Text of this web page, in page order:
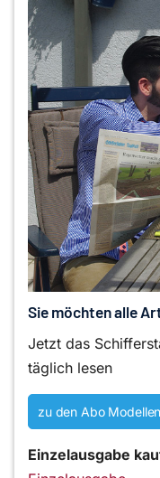
Sie möchten alle
Jetzt das
täglich lesen
zu den Abo Modellen
Einzelausgabe